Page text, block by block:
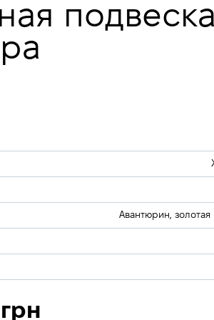
подвеска
Авантюрин, золотая